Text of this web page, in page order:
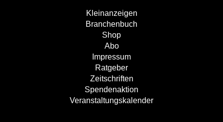
Kleinanzeigen
Branchenbuch
Shop
Abo
Impressum
Ratgeber
Zeitschriften
Spendenaktion
Veranstaltungskalender